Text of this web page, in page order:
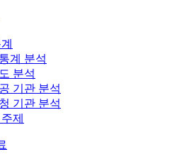
계 분석
분석
기관 분석
기관 분석
제